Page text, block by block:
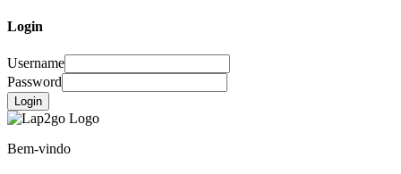
Login
Username
Password
Login
Bem-vindo